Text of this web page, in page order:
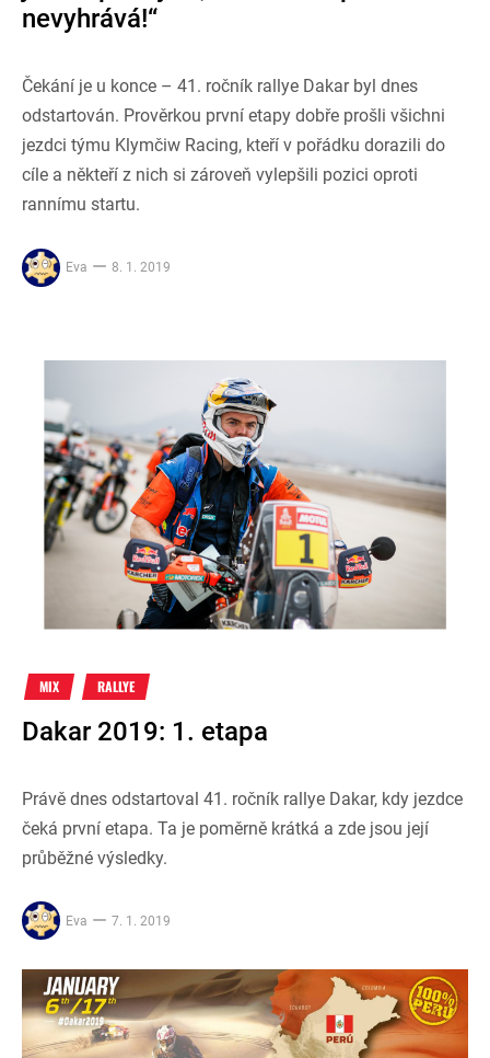
nevyhrává!“
Čekání je u konce – 41. ročník rallye Dakar byl dnes
odstartován. Prověrkou první etapy dobře prošli všichni
jezdci týmu Klymčiw Racing, kteří v pořádku dorazili do
cíle a někteří z nich si zároveň vylepšili pozici oproti
rannímu startu.
Eva 8. 1. 2019
MIX RALLYE
Dakar 2019: 1. etapa
Právě dnes odstartoval 41. ročník rallye Dakar, kdy jezdce
čeká první etapa. Ta je poměrně krátká a zde jsou její
průběžné výsledky.
Eva 7. 1. 2019